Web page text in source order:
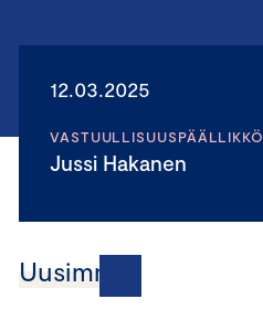
12.03.2025
VASTUULLISUUSPÄÄLLIKKÖ
Jussi Hakanen
Uusimmat